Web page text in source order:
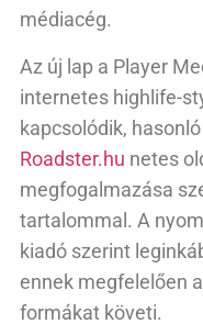
médiacég.
Az új lap a Player
internetes highlife-
kapcsolódik,
Roadster.hu netes
megfogalmazása
tartalommal. A
kiadó szerint
ennek megfelelően
formákat követi.